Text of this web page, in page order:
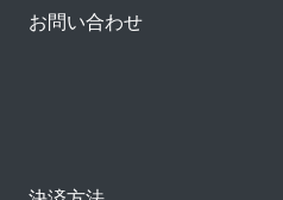
お問い合わせ